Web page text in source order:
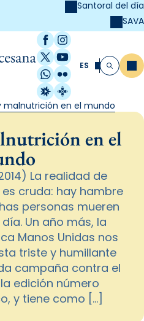
Santoral del día
SAVA
Facebook
Instagram
X / Twitter
YouTube
WhatsApp
Flickr
Radio Estel
Catalunya
ES Buscar
malnutrición en el mundo
en el
La realidad de
cruda: hay hambre
personas mueren
Un año más, la
Manos Unidas nos
triste y humillante
campaña contra el
edición número
y tiene como […]